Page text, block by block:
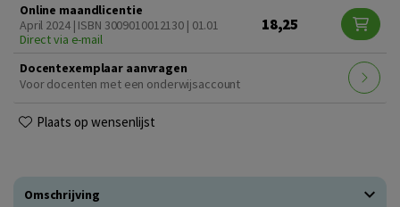
Online maandlicentie
April 2024 | ISBN 3009010012130 | 01.01
Direct via e-mail
18,25
Docentexemplaar aanvragen
Voor docenten met een onderwijsaccount
Plaats op wensenlijst
Omschrijving